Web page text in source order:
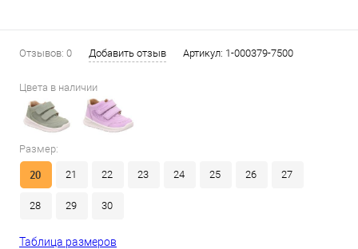
Отзывов: 0 Добавить отзыв Артикул: 1-000379-7500
Цвета в наличии
Размер:
20 21 22 23 24 25 26 27
28 29 30
Таблица размеров